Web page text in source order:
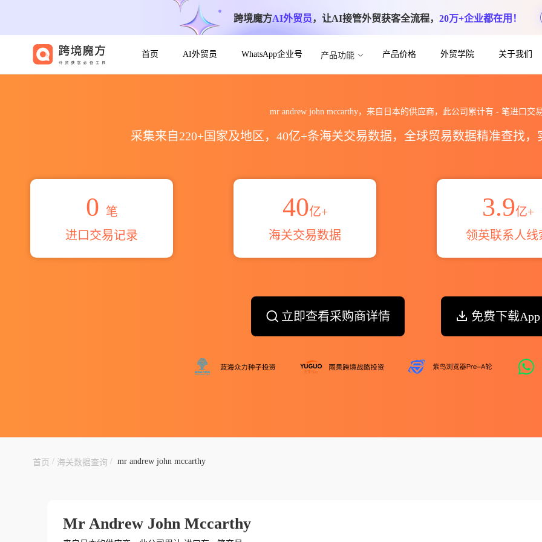
跨境魔方AI外贸员，让AI接管外贸获客全流程， 20万+企业都在用！
首页 AI外贸员 WhatsApp企业号 产品功能 产品价格 外贸学院 关于我们
mr andrew john mccarthy，来自日本的供应商，此公司累计有 -笔进口交
采集来自220+国家及地区，40亿+条海关交易数据，全球贸易数据精准查找
0 笔
进口交易记录
40亿+
海关交易数据
3.9亿+
领英联系人线
立即查看采购商详情 免费下载App
首页 / 海关数据查询 / mr andrew john mccarthy
Mr Andrew John Mccarthy